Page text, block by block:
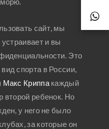
сайт, мы
и вы
Это
спорта в России,
Макс Криппакаждый
второй ребенок. Но
у него не было
за которые он